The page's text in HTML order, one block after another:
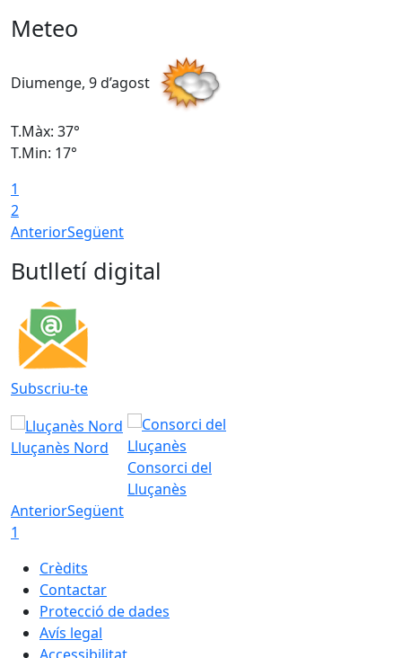
Meteo
Diumenge, 9 d’agost
T.Màx: 37°
T.Min: 17°
1
2
AnteriorSegüent
Butlletí digital
Subscriu-te
Lluçanès Nord
Consorci del
Lluçanès
AnteriorSegüent
1
Crèdits
Contactar
Protecció de dades
Avís legal